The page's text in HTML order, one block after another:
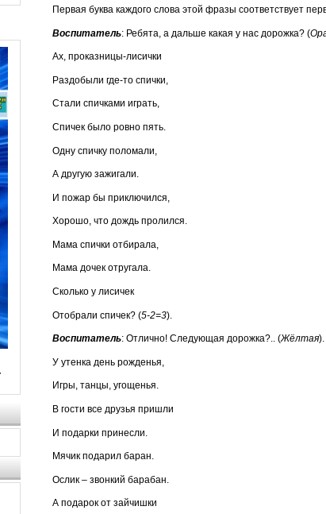
Первая буква каждого слова этой фразы соответствует
Воспитатель: Ребята, а дальше какая у нас дорожка? (
Ах, проказницы-лисички
Раздобыли где-то спички,
Стали спичками играть,
Спичек было ровно пять.
Одну спичку поломали,
А другую зажигали.
И пожар бы приключился,
Хорошо, что дождь пролился.
Мама спички отбирала,
Мама дочек отругала.
Сколько у лисичек
Отобрали спичек? (5-2=3).
Воспитатель: Отлично! Следующая дорожка?.. (Жёлтая).
У утенка день рожденья,
Игры, танцы, угощенья.
В гости все друзья пришли
И подарки принесли.
Мячик подарил баран.
Ослик – звонкий барабан.
А подарок от зайчишки